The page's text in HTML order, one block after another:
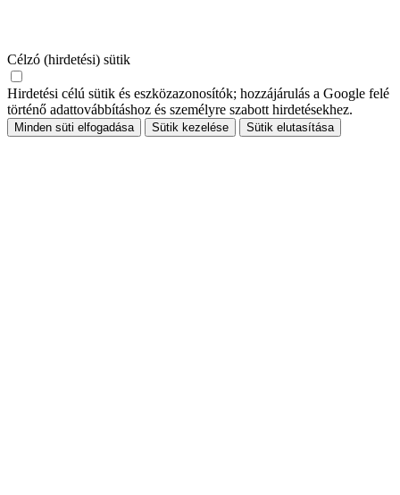
Célzó (hirdetési) sütik
Hirdetési célú sütik és eszközazonosítók; hozzájárulás a Google felé
történő adattovábbításhoz és személyre szabott hirdetésekhez.
Minden süti elfogadása Sütik kezelése Sütik elutasítása